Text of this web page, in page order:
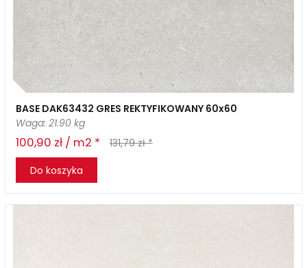
BASE DAK63432 GRES REKTYFIKOWANY 60x60
Waga: 21.90 kg
100,90 zł / m2 *
131,79 zł *
Do koszyka